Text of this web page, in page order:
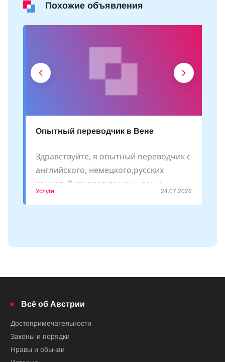
Похожие объявления
Опытный переводчик в Вене
Здравствуйте, я опытный переводчик с
английского, немецкого,русских
языков. Буду рада помочь вам с
оформлением документов, сопровожу
Услуги 24.07.2026
Всё об Австрии
Достопримечательности
Законы и порядки
Нравы и обычаи